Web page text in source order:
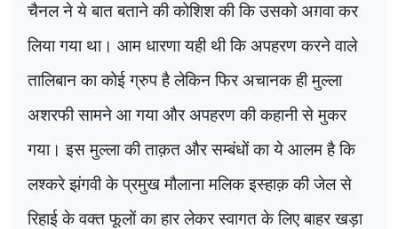
चैनल ने ये बात बताने की कोशिश की कि उसको अग़वा कर
लिया गया था। आम धारणा यही थी कि अपहरण करने वाले
तालिबान का कोई ग्रुप है लेकिन फिर अचानक ही मुल्ला
अशरफी सामने आ गया और अपहरण की कहानी से मुकर
गया। इस मुल्ला की ताक़त और सम्बंधों का ये आलम है कि
लश्करे झंगवी के प्रमुख मौलाना मलिक इस्हाक़ की जेल से
रिहाई के वक्त फूलों का हार लेकर स्वागत के लिए बाहर खड़ा